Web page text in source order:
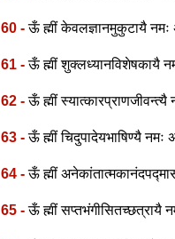
60 -ऊँ ह्मीं केवलज्ञानमुकुटायै नमः
61 -ऊँ ह्मीं शुक्लध्यानविशेषकायै नमः
62 -ऊँ ह्मीं स्यात्कारप्राणजीवन्त्यै
63 -ऊँ ह्मीं चिदुपादेयभाषिण्यै नमः
64 -ऊँ ह्मीं
65 -ऊँ ह्मीं सप्तभंगीसितच्छत्रायै